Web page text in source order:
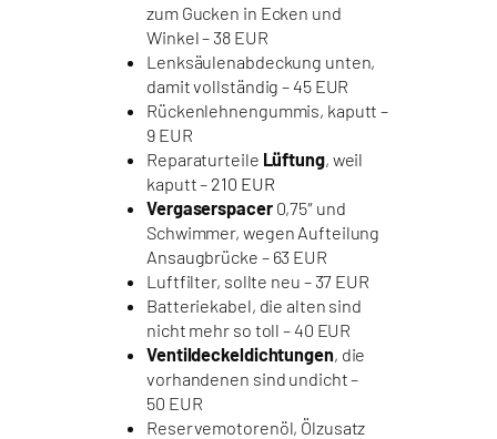
zum Gucken in Ecken und
Winkel – 38 EUR
Lenksäulenabdeckung unten,
damit vollständig – 45 EUR
Rückenlehnengummis, kaputt –
9 EUR
Reparaturteile Lüftung, weil
kaputt – 210 EUR
Vergaserspacer0,75″ und
Schwimmer, wegen Aufteilung
Ansaugbrücke – 63 EUR
Luftfilter, sollte neu – 37 EUR
Batteriekabel, die alten sind
nicht mehr so toll – 40 EUR
Ventildeckeldichtungen, die
vorhandenen sind undicht –
50 EUR
Reservemotorenöl, Ölzusatz